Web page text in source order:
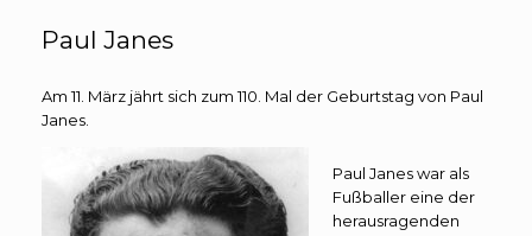
Paul Janes
Am 11. März jährt sich zum 110. Mal der Geburtstag von Paul
Janes.
Paul Janes war als
Fußballer eine der
herausragenden